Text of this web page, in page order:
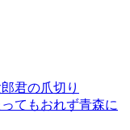
君の爪切り
てもおれず青森に